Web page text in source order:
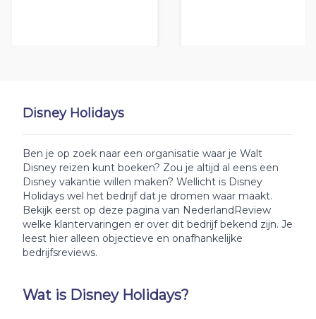
Disney Holidays
Ben je op zoek naar een organisatie waar je Walt
Disney reizen kunt boeken? Zou je altijd al eens een
Disney vakantie willen maken? Wellicht is Disney
Holidays wel het bedrijf dat je dromen waar maakt.
Bekijk eerst op deze pagina van NederlandReview
welke klantervaringen er over dit bedrijf bekend zijn. Je
leest hier alleen objectieve en onafhankelijke
bedrijfsreviews.
Wat is Disney Holidays?